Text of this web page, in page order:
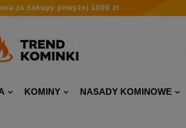
za zakupy powyżej 1000 zł
KOMINY NASADY KOMINOWE